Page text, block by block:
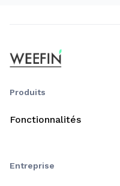
Produits
Fonctionnalités
Entreprise